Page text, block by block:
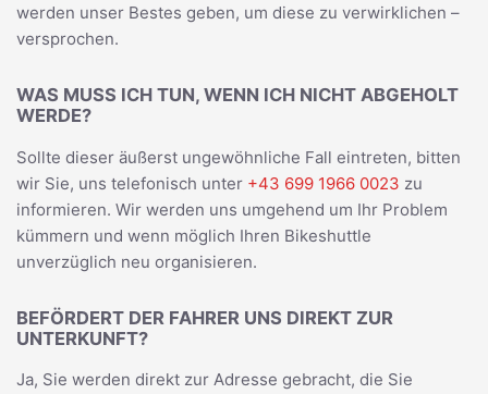
werden unser Bestes geben, um diese zu verwirklichen –
versprochen.
WAS MUSS ICH TUN, WENN ICH NICHT ABGEHOLT
WERDE?
Sollte dieser äußerst ungewöhnliche Fall eintreten, bitten
wir Sie, uns telefonisch unter +43 699 1966 0023 zu
informieren. Wir werden uns umgehend um Ihr Problem
kümmern und wenn möglich Ihren Bikeshuttle
unverzüglich neu organisieren.
BEFÖRDERT DER FAHRER UNS DIREKT ZUR
UNTERKUNFT?
Ja, Sie werden direkt zur Adresse gebracht, die Sie